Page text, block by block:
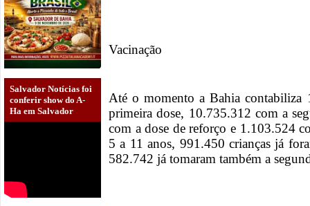
Salvador Notícias foi
conferir show do A-
Ha em Salvador
Vacinação
Até o momento a Bahia contabiliza
primeira dose, 10.735.312 com a
com a dose de reforço e 1.103.524
5 a 11 anos, 991.450 crianças já
582.742 já tomaram também a